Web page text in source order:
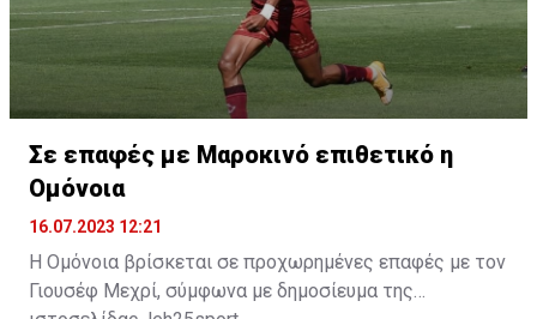
Σε επαφές με Μαροκινό επιθετικό η
Ομόνοια
16.07.2023 12:21
Η Ομόνοια βρίσκεται σε προχωρημένες επαφές με τον
Γιουσέφ Μεχρί, σύμφωνα με δημοσίευμα της